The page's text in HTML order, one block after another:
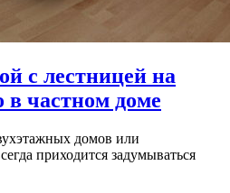
с лестницей на
в частном доме
домов или
приходится задумываться